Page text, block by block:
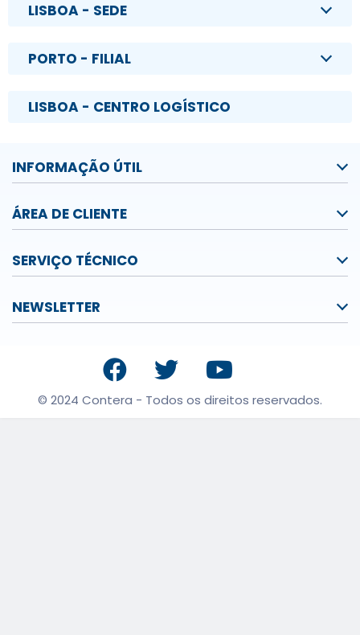
LISBOA - SEDE
PORTO - FILIAL
LISBOA - CENTRO LOGÍSTICO
INFORMAÇÃO ÚTIL
ÁREA DE CLIENTE
SERVIÇO TÉCNICO
NEWSLETTER
© 2024 Contera - Todos os direitos reservados.